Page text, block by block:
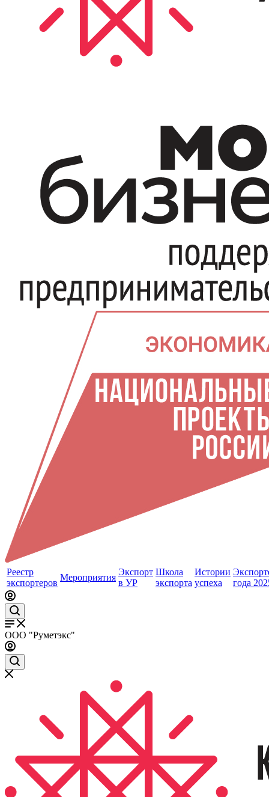
Реестр
экспортеров
Мероприятия
Экспорт
в УР
Школа
экспорта
Истории
успеха
года
ООО "Руметэкс"